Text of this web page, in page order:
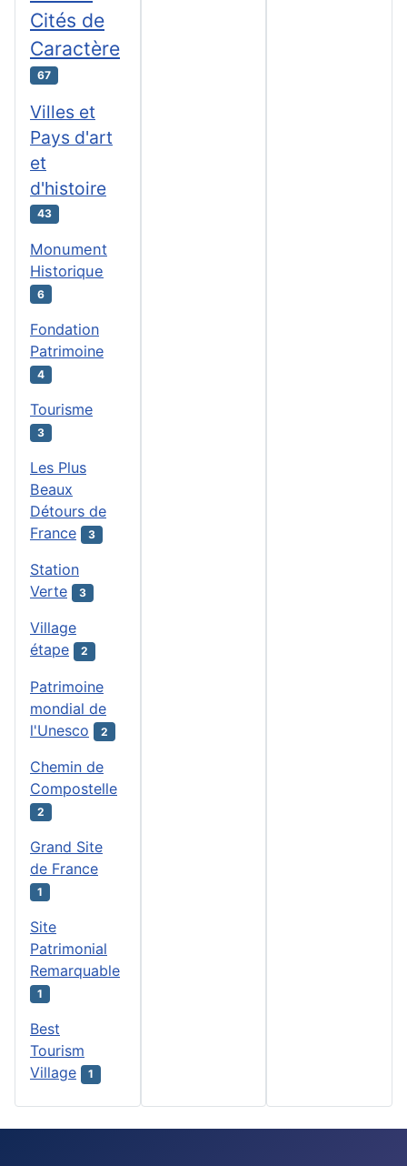
Cités de
Caractère
67
Villes et
Pays d'art
et
d'histoire
43
Monument
Historique
6
Fondation
Patrimoine
4
Tourisme
3
Les Plus
Beaux
Détours de
France
3
Station
Verte
3
Village
étape
2
Patrimoine
mondial de
l'Unesco
2
Chemin de
Compostelle
2
Grand Site
de France
1
Site
Patrimonial
Remarquable
1
Best
Tourism
Village
1